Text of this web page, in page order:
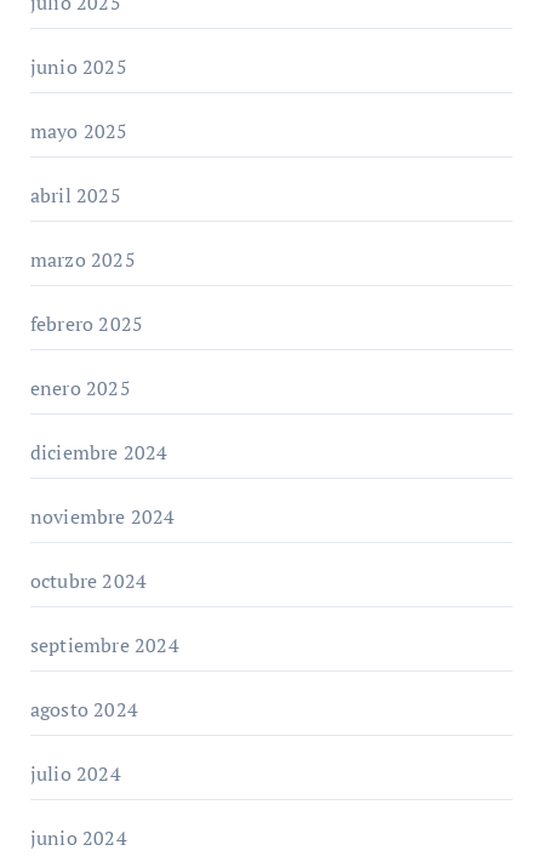
junio 2025
mayo 2025
abril 2025
marzo 2025
febrero 2025
enero 2025
diciembre 2024
noviembre 2024
octubre 2024
septiembre 2024
agosto 2024
julio 2024
junio 2024